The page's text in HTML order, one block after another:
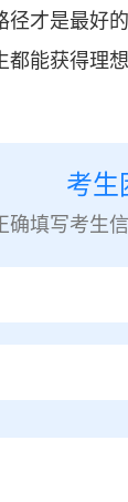
径才是最好
能获得理
考生
确填写考生